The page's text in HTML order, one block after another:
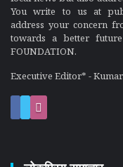
You write to us at
address your concern
towards a better
FOUNDATION.
Executive Editor* -